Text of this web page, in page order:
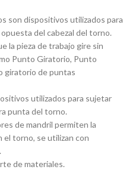
son dispositivos utilizados para
del cabezal del torno.
la pieza de trabajo gire sin
Punto Giratorio, Punto
giratorio de puntas
utilizados para sujetar
punta del torno.
de mandril permiten la
el torno, se utilizan con
de materiales.